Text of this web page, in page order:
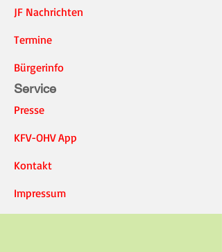
JF Nachrichten
Termine
Bürgerinfo
Service
Presse
KFV-OHV App
Kontakt
Impressum